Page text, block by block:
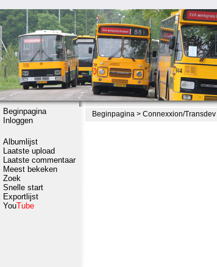
Beginpagina
Inloggen
Albumlijst
Laatste upload
Laatste commentaar
Meest bekeken
Zoek
Snelle start
Exportlijst
YouTube
Beginpagina > Connexxion/Transdev